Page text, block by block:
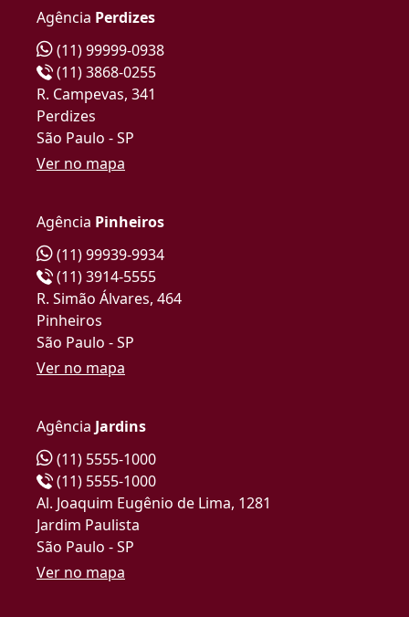
Agência Perdizes
(11) 99999-0938
(11) 3868-0255
R. Campevas, 341
Perdizes
São Paulo - SP
Ver no mapa
Agência Pinheiros
(11) 99939-9934
(11) 3914-5555
R. Simão Álvares, 464
Pinheiros
São Paulo - SP
Ver no mapa
Agência Jardins
(11) 5555-1000
(11) 5555-1000
Al. Joaquim Eugênio de Lima, 1281
Jardim Paulista
São Paulo - SP
Ver no mapa